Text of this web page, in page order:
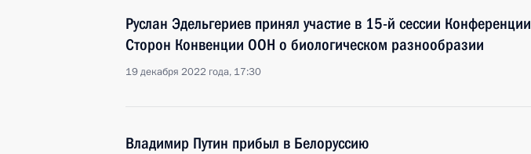
Руслан Эдельгериев принял участие в 15-й сессии Конференции
Сторон Конвенции ООН о биологическом разнообразии
19 декабря 2022 года, 17:30
Владимир Путин прибыл в Белоруссию